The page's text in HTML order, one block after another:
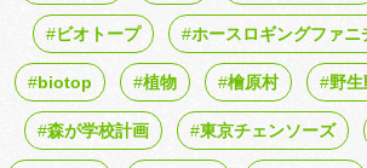
ビオトープ ホースロギングファニ
biotop 植物 檜原村 野生
森が学校計画 東京チェンソーズ